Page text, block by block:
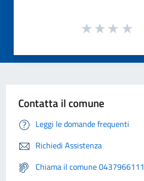
Contatta il comune
Leggi le domande frequenti
Richiedi Assistenza
Chiama il comune 0437966111